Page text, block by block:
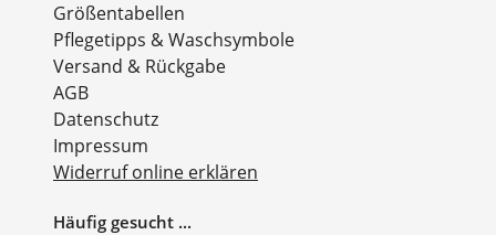
Größentabellen
Pflegetipps & Waschsymbole
Versand & Rückgabe
AGB
Datenschutz
Impressum
Widerruf online erklären
Häufig gesucht ...